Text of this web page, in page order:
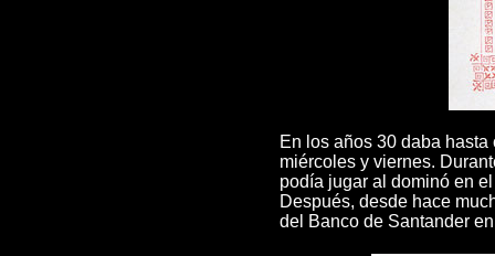
En los años 30 daba
miércoles y viernes.
podía jugar al dominó en
Después, desde hace
del Banco de Santander